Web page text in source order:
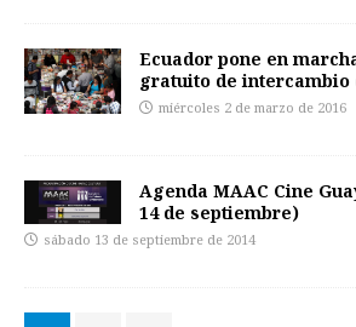
Ecuador pone en
gratuito de intercambio
miércoles 2 de marzo de 2016
Agenda MAAC Cine
14 de septiembre)
sábado 13 de septiembre de 2014